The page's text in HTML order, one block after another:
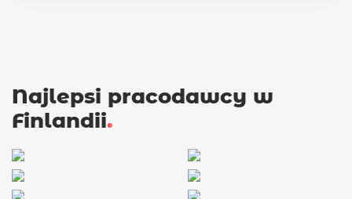
Najlepsi pracodawcy w
Finlandii.